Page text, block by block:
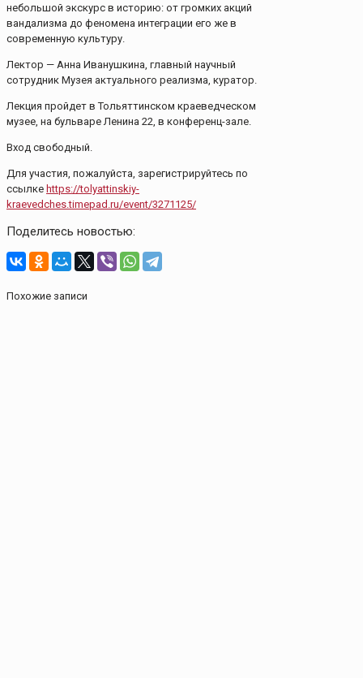
небольшой экскурс в историю: от громких акций
вандализма до феномена интеграции его же в
современную культуру.
Лектор — Анна Иванушкина, главный научный
сотрудник Музея актуального реализма, куратор.
Лекция пройдет в Тольяттинском краеведческом
музее, на бульваре Ленина 22, в конференц-зале.
Вход свободный.
Для участия, пожалуйста, зарегистрируйтесь по
ссылке https://tolyattinskiy-
kraevedches.timepad.ru/event/3271125/
Поделитесь новостью:
Похожие записи